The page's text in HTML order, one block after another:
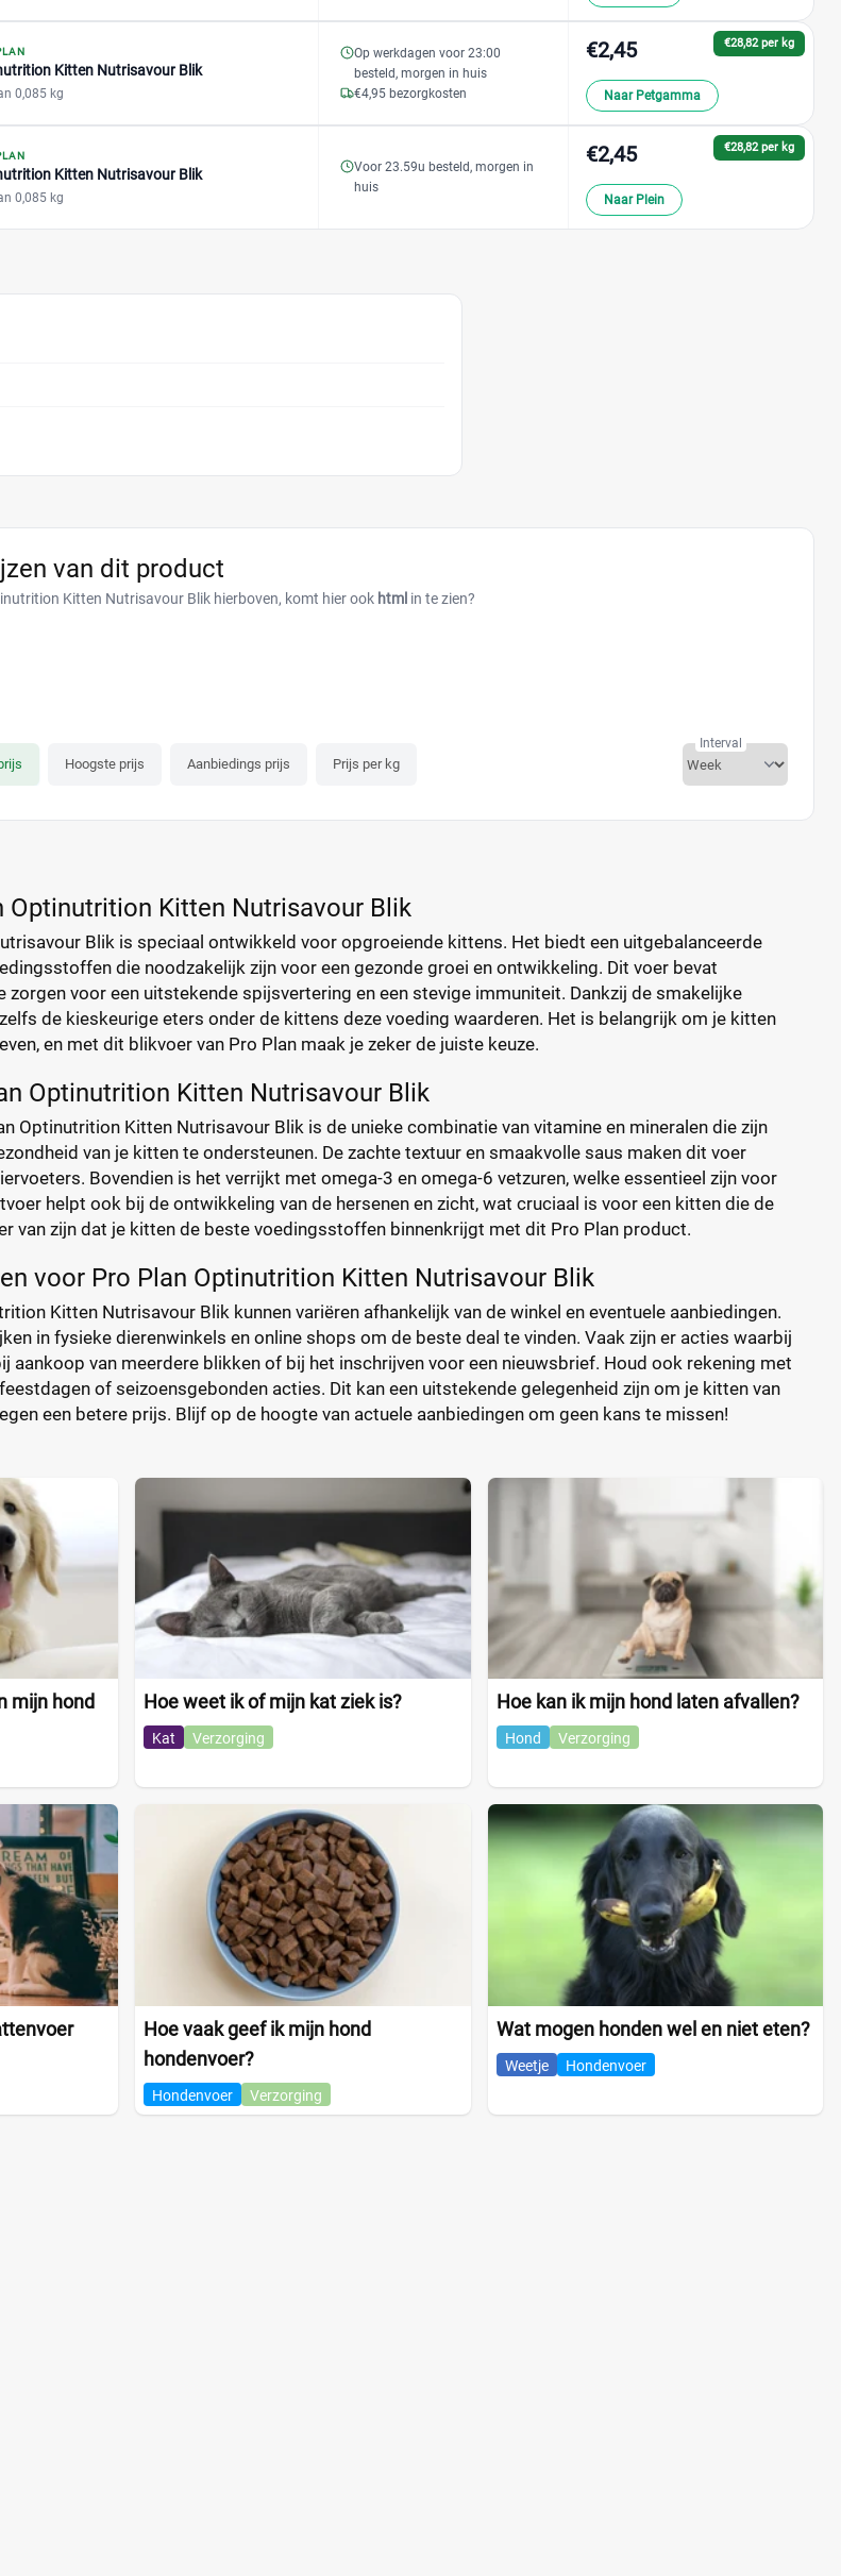
Kitten Nutrisavour Blik
0,085 kg
Op werkdagen voor 23:00
besteld, morgen in huis
€4,95 bezorgkosten
€28,82 per kg
€2,45
Naar Petgamma
Kitten Nutrisavour Blik
0,085 kg
Voor 23.59u besteld, morgen in
huis
€28,82 per kg
€2,45
Naar Plein
van dit product
Kitten Nutrisavour Blik hierboven, komt hier ook html in te zien?
Hoogste prijs Aanbiedings prijs Prijs per kg
Interval
Optinutrition Kitten Nutrisavour Blik
Blik is speciaal ontwikkeld voor opgroeiende kittens. Het biedt een uitgebalanceerde
die noodzakelijk zijn voor een gezonde groei en ontwikkeling. Dit voer bevat
zorgen voor een uitstekende spijsvertering en een stevige immuniteit. Dankzij de smakelijke
de kieskeurige eters onder de kittens deze voeding waarderen. Het is belangrijk om je kitten
en met dit blikvoer van Pro Plan maak je zeker de juiste keuze.
Optinutrition Kitten Nutrisavour Blik
Optinutrition Kitten Nutrisavour Blik is de unieke combinatie van vitamine en mineralen die zijn
van je kitten te ondersteunen. De zachte textuur en smaakvolle saus maken dit voer
Bovendien is het verrijkt met omega-3 en omega-6 vetzuren, welke essentieel zijn voor
helpt ook bij de ontwikkeling van de hersenen en zicht, wat cruciaal is voor een kitten die de
van zijn dat je kitten de beste voedingsstoffen binnenkrijgt met dit Pro Plan product.
voor Pro Plan Optinutrition Kitten Nutrisavour Blik
Kitten Nutrisavour Blik kunnen variëren afhankelijk van de winkel en eventuele aanbiedingen.
in fysieke dierenwinkels en online shops om de beste deal te vinden. Vaak zijn er acties waarbij
aankoop van meerdere blikken of bij het inschrijven voor een nieuwsbrief. Houd ook rekening met
of seizoensgebonden acties. Dit kan een uitstekende gelegenheid zijn om je kitten van
een betere prijs. Blijf op de hoogte van actuele aanbiedingen om geen kans te missen!
mijn hond
Hoe weet ik of mijn kat ziek is?
Kat Verzorging
Hoe kan ik mijn hond laten afvallen?
Hond Verzorging
Hoe vaak geef ik mijn hond
hondenvoer?
Hondenvoer Verzorging
Wat mogen honden wel en niet eten?
Weetje Hondenvoer